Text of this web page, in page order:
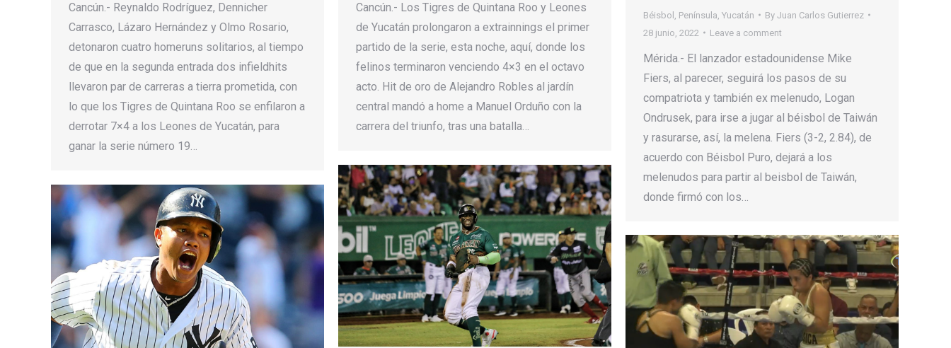
Cancún.- Reynaldo Rodríguez, Dennicher
Carrasco, Lázaro Hernández y Olmo Rosario,
detonaron cuatro homeruns solitarios, al tiempo
de que en la segunda entrada dos infieldhits
llevaron par de carreras a tierra prometida, con
lo que los Tigres de Quintana Roo se enfilaron a
derrotar 7×4 a los Leones de Yucatán, para
ganar la serie número 19…
Cancún.- Los Tigres de Quintana Roo y Leones
de Yucatán prolongaron a extrainnings el primer
partido de la serie, esta noche, aquí, donde los
felinos terminaron venciendo 4×3 en el octavo
acto. Hit de oro de Alejandro Robles al jardín
central mandó a home a Manuel Orduño con la
carrera del triunfo, tras una batalla…
Béisbol Península Yucatán By Juan Carlos Gutierrez
28 junio, 2022
Leave a comment
Mérida.- El lanzador estadounidense Mike
Fiers, al parecer, seguirá los pasos de su
compatriota y también ex melenudo, Logan
Ondrusek, para irse a jugar al béisbol de Taiwán
y rasurarse, así, la melena. Fiers (3-2, 2.84), de
acuerdo con Béisbol Puro, dejará a los
melenudos para partir al beisbol de Taiwán,
donde firmó con los…